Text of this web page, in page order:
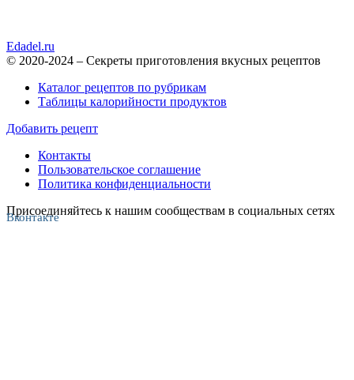
Edadel.ru
© 2020-2024 – Секреты приготовления вкусных рецептов
Каталог рецептов по рубрикам
Таблицы калорийности продуктов
Добавить рецепт
Контакты
Пользовательское соглашение
Политика конфиденциальности
Присоединяйтесь к нашим сообществам в социальных сетях
Вконтакте